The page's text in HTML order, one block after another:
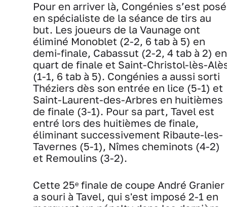
Pour en arriver là, Congénies s’est posé
en spécialiste de la séance de tirs au
but. Les joueurs de la Vaunage ont
éliminé Monoblet (2-2, 6 tab à 5) en
demi-finale, Cabassut (2-2, 4 tab à 2) en
quart de finale et Saint-Christol-lès-
(1-1, 6 tab à 5). Congénies a aussi sorti
Théziers dès son entrée en lice (5-1) et
Saint-Laurent-des-Arbres en huitièmes
de finale (3-1). Pour sa part, Tavel est
entré lors des huitièmes de finale,
éliminant successivement Ribaute-les-
Tavernes (5-1), Nîmes cheminots (4-2)
et Remoulins (3-2).
Cette 25ᵉ finale de coupe André Granier
a souri à Tavel, qui s'est imposé 2-1 en